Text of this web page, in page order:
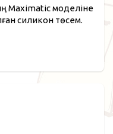
Maximatic моделіне
силикон төсем.